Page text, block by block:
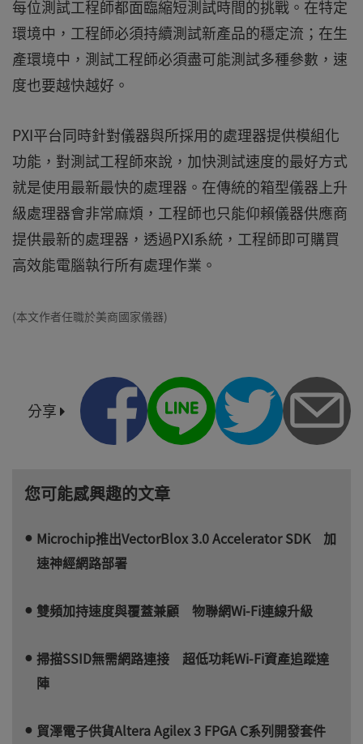
每位測試工程師都面臨縮短測試時間的挑戰。在特定
環境中，工程師必須持續測試新產品的穩定流；在生
產環境中，測試工程師必須盡可能測試多種參數，速
度也要越快越好。
PXI平台同時針對儀器與所採用的處理器提供模組化
功能，對測試工程師來說，加快測試速度的最好方式
就是使用最新最快的處理器。在傳統的箱型儀器上升
級處理器會非常麻煩，工程師也只能仰賴儀器供應商
提供最新的處理器，透過PXI系統，工程師即可購買
高效能電腦執行所有處理作業。
(本文作者任職於美商國家儀器)
分享
您可能感興趣的文章
Microchip推出VectorBlox 3.0 Accelerator SDK 加
速神經網路部署
雙頻加持速度與覆蓋兼顧 物聯網Wi-Fi連線升級
掃描SSID無需網路連接 超低功耗Wi-Fi資產追蹤達
陣
貿澤電子供貨Altera Agilex 3 FPGA C系列開發套件